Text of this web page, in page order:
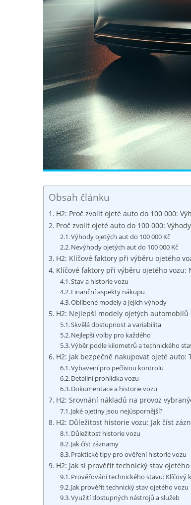
Obsah článku
H2: Proč zvolit ojeté auto do 100 000:
Proč zvolit ojeté auto do 100 000:
Výhody ojetých aut do 100 000 Kč
Nevýhody ojetých aut do 100 000 Kč
H2: Klíčové faktory při výběru ojetého
Klíčové faktory při výběru ojetého vozu:
Stav a historie vozu
Finanční aspekty nákupu
Oblíbené modely a jejich výhody
H2: Nejlepší modely ojetých automobilů
Skvělá dostupnost a variabilita
Nejlepší volby pro každého
Výběr podle kilometrů a technického
H2: Jak bezpečně nakupovat ojeté
Vybavení pro pečlivou kontrolu
Detailní prohlídka vozu
Dokumentace a historie vozu
H2: Srovnání nákladů na provoz
Jaké ojetiny jsou nejúspornější?
H2: Důležitost historie vozu: Jak číst
Důležitost historie vozu
Jak číst záznamy
Praktické tipy pro ověření historie vozu
H2: Jak si prověřit technický stav
Prověřování technického stavu: Klíčový
Jak prověřit technický stav ojetého vozu
Využití dostupných nástrojů a služeb